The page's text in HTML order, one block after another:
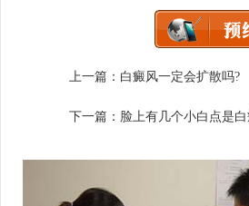
上一篇： 白癜风一定会扩散吗?
下一篇： 脸上有几个小白点是